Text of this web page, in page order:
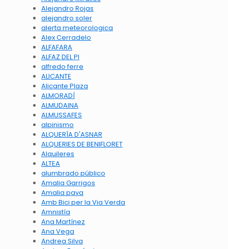
Alejandro Rojas
alejandro soler
alerta meteorologica
Alex Cerradelo
ALFAFARA
ALFAZ DEL PI
alfredo ferre
ALICANTE
Alicante Plaza
ALMORADÍ
ALMUDAINA
ALMUSSAFES
alpinismo
ALQUERÍA D'ASNAR
ALQUERIES DE BENIFLORET
Alquileres
ALTEA
alumbrado público
Amalia Garrigos
Amalia paya
Amb Bici per la Via Verda
Amnistía
Ana Martínez
Ana Vega
Andrea Silva